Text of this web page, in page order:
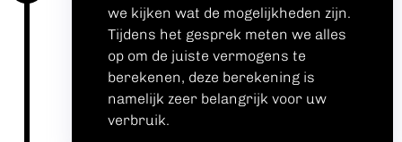
we kijken wat de mogelijkheden zijn.
Tijdens het gesprek meten we alles
op om de juiste vermogens te
berekenen, deze berekening is
namelijk zeer belangrijk voor uw
verbruik.